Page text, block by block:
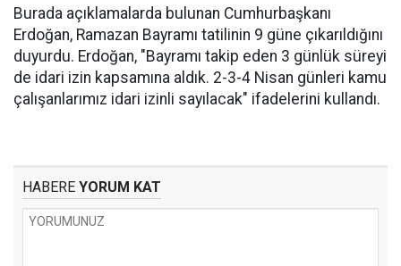
Burada açıklamalarda bulunan Cumhurbaşkanı
Erdoğan, Ramazan Bayramı tatilinin 9 güne çıkarıldığını
duyurdu. Erdoğan, "Bayramı takip eden 3 günlük süreyi
de idari izin kapsamına aldık. 2-3-4 Nisan günleri kamu
çalışanlarımız idari izinli sayılacak" ifadelerini kullandı.
HABERE YORUM KAT